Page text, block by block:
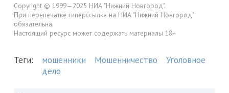
Copyright © 1999—2025 НИА "Нижний Новгород".
При перепечатке гиперссылка на НИА "Нижний Новгород"
обязательна.
Настоящий ресурс может содержать материалы 18+
Теги: мошенники Мошенничество
Уголовное
дело